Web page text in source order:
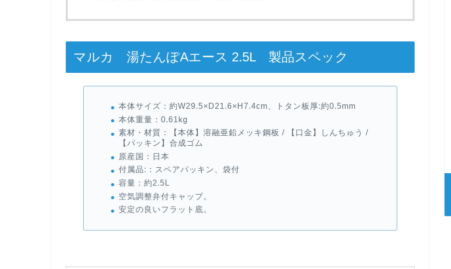
マルカ 湯たんぽAエース 2.5L 製品スペック
本体サイズ：約W29.5×D21.6×H7.4cm、トタン板厚:約0.5mm
本体重量：0.61kg
素材・材質：【本体】溶融亜鉛メッキ鋼板 / 【口金】しんちゅう /
【パッキン】合成ゴム
原産国：日本
付属品:：スペアパッキン、袋付
容量：約2.5L
空気調整弁付キャップ。
安定の良いフラット底。